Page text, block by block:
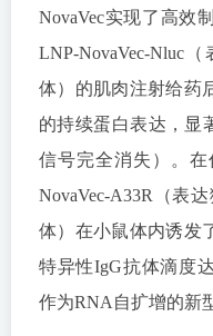
NovaVec实现了高效
LNP-NovaVec-Nluc
体）的肌肉注射给药
的持续蛋白表达，显
信号完全消失）。
NovaVec-A33R（表
体）在小鼠体内诱发
特异性IgG抗体滴度
作为RNA自扩增的新